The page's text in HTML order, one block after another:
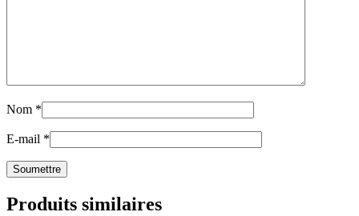
Nom *
E-mail *
Produits similaires